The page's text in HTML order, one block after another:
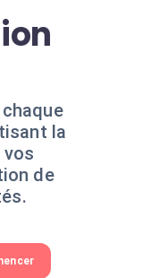
la
de